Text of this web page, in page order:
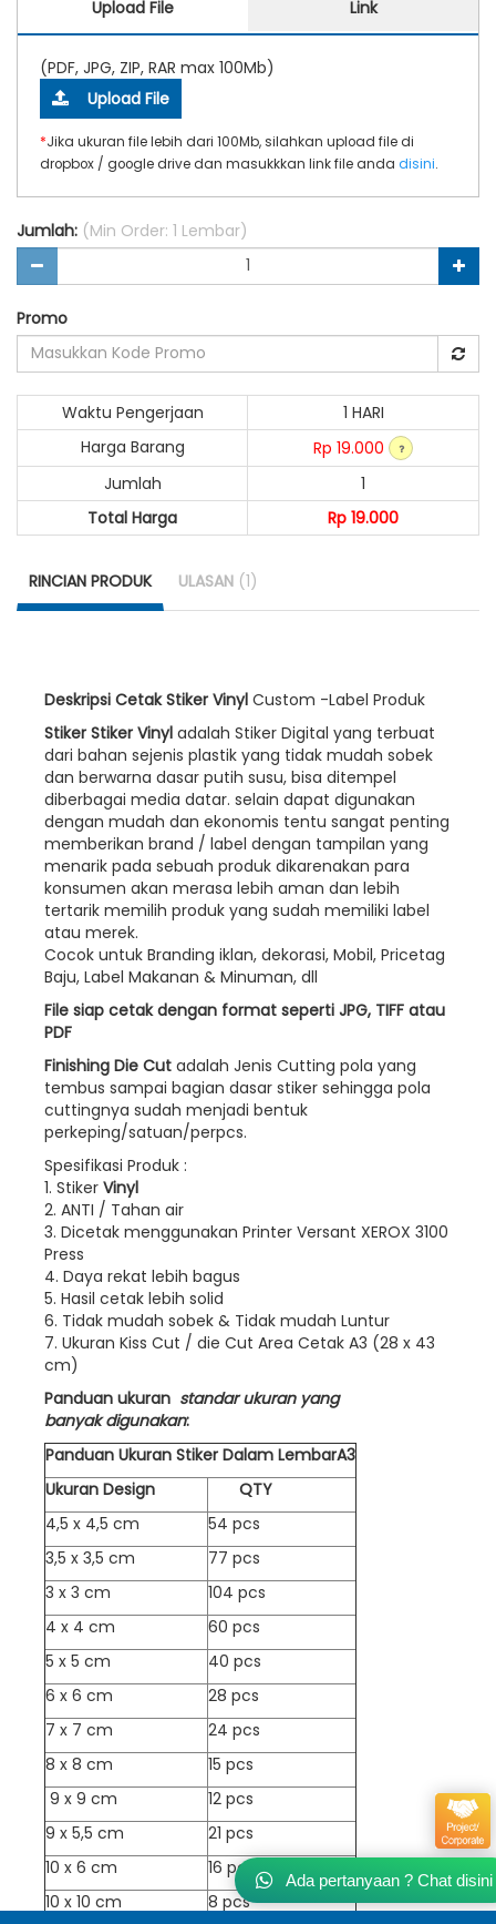
Upload File Link
(PDF, JPG, ZIP, RAR max 100Mb)
Upload File
*Jika ukuran file lebih dari 100Mb, silahkan upload file di
dropbox / google drive dan masukkkan link file anda disini.
Jumlah: (Min Order: 1 Lembar)
Promo
Waktu Pengerjaan
1 HARI
Harga Barang
Rp 19.000
Jumlah
1
Total Harga
Rp 19.000
RINCIAN PRODUK ULASAN (1)
Deskripsi Cetak Stiker Vinyl Custom -Label Produk
Stiker Stiker Vinyl adalah Stiker Digital yang terbuat
dari bahan sejenis plastik yang tidak mudah sobek
dan berwarna dasar putih susu, bisa ditempel
diberbagai media datar. selain dapat digunakan
dengan mudah dan ekonomis tentu sangat penting
memberikan brand / label dengan tampilan yang
menarik pada sebuah produk dikarenakan para
konsumen akan merasa lebih aman dan lebih
tertarik memilih produk yang sudah memiliki label
atau merek.
Cocok untuk Branding iklan, dekorasi, Mobil, Pricetag
Baju, Label Makanan & Minuman, dll
File siap cetak dengan format seperti JPG, TIFF atau
PDF
Finishing Die Cut adalah Jenis Cutting pola yang
tembus sampai bagian dasar stiker sehingga pola
cuttingnya sudah menjadi bentuk
perkeping/satuan/perpcs.
Spesifikasi Produk :
1. Stiker Vinyl
2. ANTI / Tahan air
3. Dicetak menggunakan Printer Versant XEROX 3100
Press
4. Daya rekat lebih bagus
5. Hasil cetak lebih solid
6. Tidak mudah sobek & Tidak mudah Luntur
7. Ukuran Kiss Cut / die Cut Area Cetak A3 (28 x 43
cm)
Panduan ukuran standar ukuran yang
banyak digunakan:
Panduan Ukuran Stiker Dalam LembarA3
Ukuran Design
QTY
4,5 x 4,5 cm
54 pcs
3,5 x 3,5 cm
77 pcs
3 x 3 cm
104 pcs
4 x 4 cm
60 pcs
5 x 5 cm
40 pcs
6 x 6 cm
28 pcs
7 x 7 cm
24 pcs
8 x 8 cm
15 pcs
9 x 9 cm
12 pcs
9 x 5,5 cm
21 pcs
10 x 6 cm
16 pcs
10 x 10 cm
8 pcs
Ada pertanyaan ? Chat disini